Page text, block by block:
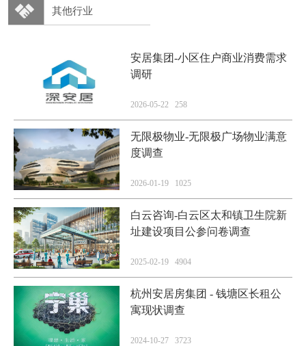
其他行业
安居集团-小区住户商业消费需求
调研
2026-05-22 258
无限极物业-无限极广场物业满意
度调查
2026-01-19 1025
白云咨询-白云区太和镇卫生院新
址建设项目公参问卷调查
2025-02-19 4904
杭州安居房集团 - 钱塘区长租公
寓现状调查
2024-10-27 3723